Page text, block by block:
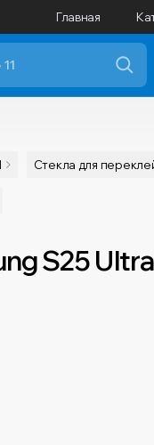
Главная
Cтекла для
S25